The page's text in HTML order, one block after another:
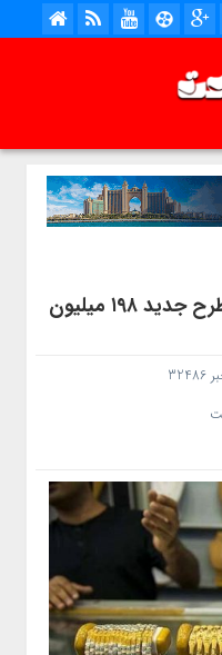
افزایش قیمت طلا و ارز؛ سکه طرح جدید ۱۹۸ میلیون